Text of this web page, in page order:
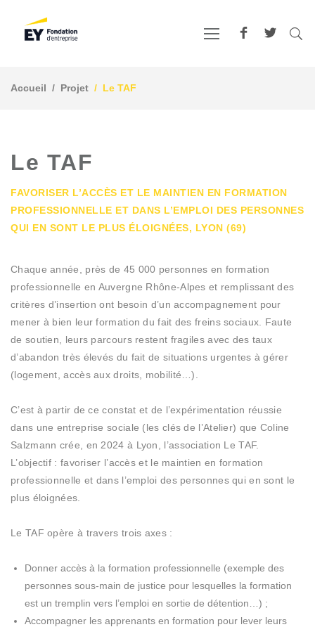
Accueil Projet Le TAF
Le TAF
FAVORISER L’ACCÈS ET LE MAINTIEN EN FORMATION
PROFESSIONNELLE ET DANS L’EMPLOI DES PERSONNES
QUI EN SONT LE PLUS ÉLOIGNÉES, LYON (69)
Chaque année, près de 45 000 personnes en formation
professionnelle en Auvergne Rhône-Alpes et remplissant des
critères d’insertion ont besoin d’un accompagnement pour
mener à bien leur formation du fait des freins sociaux. Faute
de soutien, leurs parcours restent fragiles avec des taux
d’abandon très élevés du fait de situations urgentes à gérer
(logement, accès aux droits, mobilité…).
C’est à partir de ce constat et de l’expérimentation réussie
dans une entreprise sociale (les clés de l’Atelier) que Coline
Salzmann crée, en 2024 à Lyon, l’association Le TAF.
L’objectif : favoriser l’accès et le maintien en formation
professionnelle et dans l’emploi des personnes qui en sont le
plus éloignées.
Le TAF opère à travers trois axes :
Donner accès à la formation professionnelle (exemple des
personnes sous-main de justice pour lesquelles la formation
est un tremplin vers l’emploi en sortie de détention…) ;
Accompagner les apprenants en formation pour lever leurs